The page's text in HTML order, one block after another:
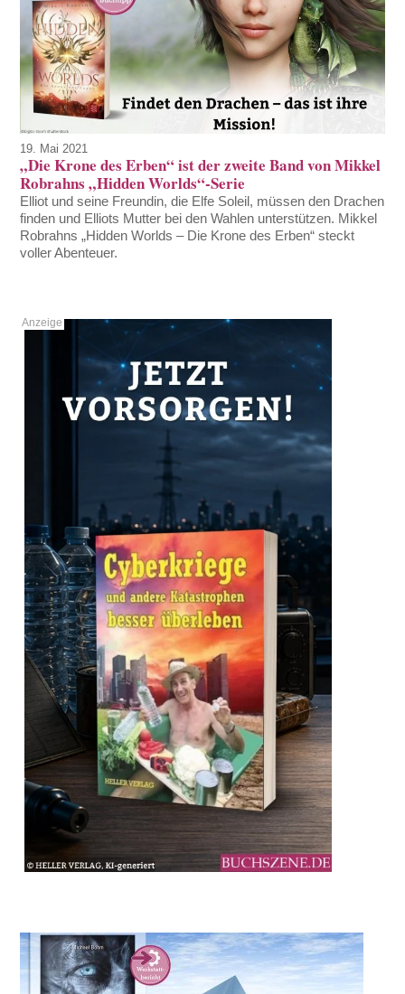
19. Mai 2021
„Die Krone des Erben“ ist der zweite Band von Mikkel
Robrahns „Hidden Worlds“-Serie
Elliot und seine Freundin, die Elfe Soleil, müssen den Drachen
finden und Elliots Mutter bei den Wahlen unterstützen. Mikkel
Robrahns „Hidden Worlds – Die Krone des Erben“ steckt
voller Abenteuer.